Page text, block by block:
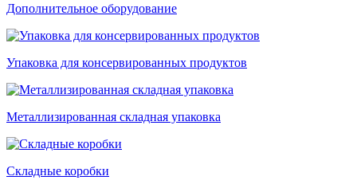
Дополнительное оборудование
Упаковка для консервированных продуктов
Металлизированная складная упаковка
Складные коробки